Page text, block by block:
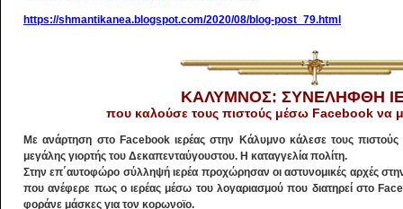
https://shmantikanea.blogspot.com/2020/08/blog-post_79.html
ΚΑΛΥΜΝΟΣ: ΣΥΝΕΛΗΦΘΗ
που καλούσε τους πιστούς μέσω Facebook να
Με ανάρτηση στο Facebook ιερέας στην Κάλυμνο κάλεσε τους
μεγάλης γιορτής του Δεκαπενταύγουστου. Η καταγγελία πολίτη.
Στην επ΄αυτοφώρο σύλληψή ιερέα προχώρησαν οι αστυνομικές αρχές
που ανέφερε πως ο ιερέας μέσω του λογαριασμού που διατηρεί στο
φοράνε μάσκες για τον κορωνοϊο.